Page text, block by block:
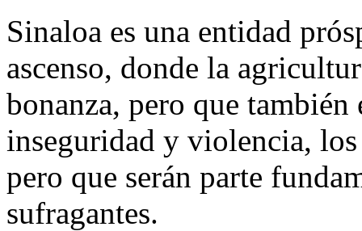
Sinaloa es una entidad
ascenso, donde la
bonanza, pero que
inseguridad y violencia,
pero que serán parte
sufragantes.